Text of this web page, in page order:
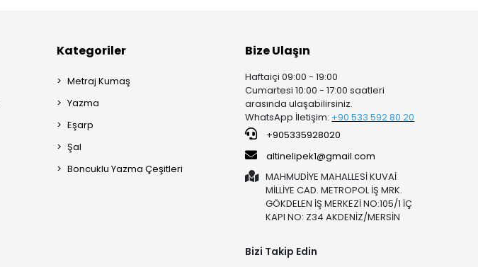
Kategoriler
Metraj Kumaş
Yazma
Eşarp
Şal
Boncuklu Yazma Çeşitleri
Bize Ulaşın
Haftaiçi 09:00 - 19:00
Cumartesi 10:00 - 17:00 saatleri
arasında ulaşabilirsiniz.
WhatsApp İletişim: +90 533 592 80 20
+905335928020
altinelipek1@gmail.com
MAHMUDİYE MAHALLESİ KUVAİ
MİLLİYE CAD. METROPOL İŞ MRK.
GÖKDELEN İŞ MERKEZİ NO:105/1 İÇ
KAPI NO: Z34 AKDENİZ/MERSİN
Bizi Takip Edin